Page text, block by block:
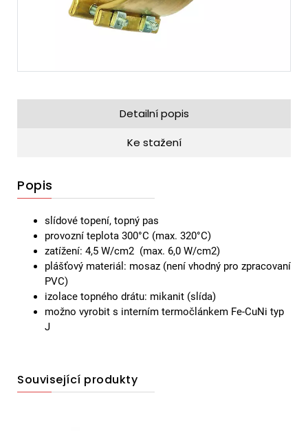
Detailní popis
Ke stažení
Popis
slídové topení, topný pas
provozní teplota 300°C (max. 320°C)
zatížení: 4,5 W/cm2 (max. 6,0 W/cm2)
plášťový materiál: mosaz (není vhodný pro zpracovaní
PVC)
izolace topného drátu: mikanit (slída)
možno vyrobit s interním termočlánkem Fe-CuNi typ
J
Související produkty